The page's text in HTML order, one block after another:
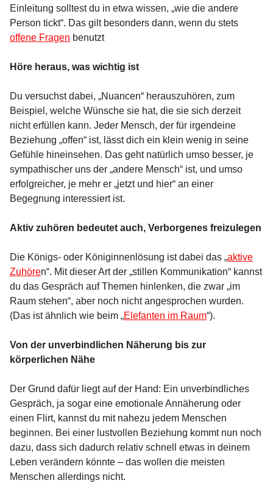
Einleitung solltest du in etwa wissen, „wie die andere
Person tickt“. Das gilt besonders dann, wenn du stets
offene Fragen benutzt
Höre heraus, was wichtig ist
Du versuchst dabei, „Nuancen“ herauszuhören, zum
Beispiel, welche Wünsche sie hat, die sie sich derzeit
nicht erfüllen kann. Jeder Mensch, der für irgendeine
Beziehung „offen“ ist, lässt dich ein klein wenig in seine
Gefühle hineinsehen. Das geht natürlich umso besser, je
sympathischer uns der „andere Mensch“ ist, und umso
erfolgreicher, je mehr er „jetzt und hier“ an einer
Begegnung interessiert ist.
Aktiv zuhören bedeutet auch, Verborgenes freizulegen
Die Königs- oder Königinnenlösung ist dabei das „aktive
Zuhören“. Mit dieser Art der „stillen Kommunikation“ kannst
du das Gespräch auf Themen hinlenken, die zwar „im
Raum stehen“, aber noch nicht angesprochen wurden.
(Das ist ähnlich wie beim „Elefanten im Raum“).
Von der unverbindlichen Näherung bis zur
körperlichen Nähe
Der Grund dafür liegt auf der Hand: Ein unverbindliches
Gespräch, ja sogar eine emotionale Annäherung oder
einen Flirt, kannst du mit nahezu jedem Menschen
beginnen. Bei einer lustvollen Beziehung kommt nun noch
dazu, dass sich dadurch relativ schnell etwas in deinem
Leben verändern könnte – das wollen die meisten
Menschen allerdings nicht.